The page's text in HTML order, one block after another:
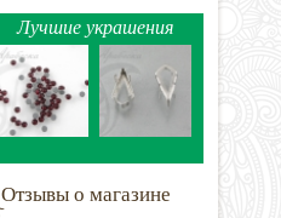
Лучшие украшения
Отзывы о магазине